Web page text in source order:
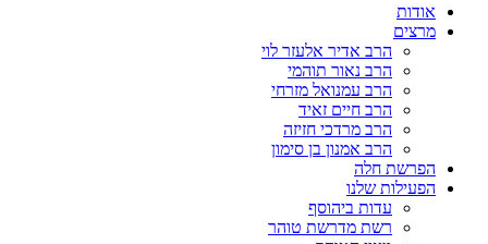
אודות
מרצים
הרב אדיר אלעזר לוי
הרב נאור תוהמי
הרב עמנואל מזרחי
הרב חיים זאיד
הרב מרדכי חזיזה
הרב אמנון בן סימון
הפרשת חלה
הפעילות שלנו
עדות ביהוסף
רשת מדרשת טוהר